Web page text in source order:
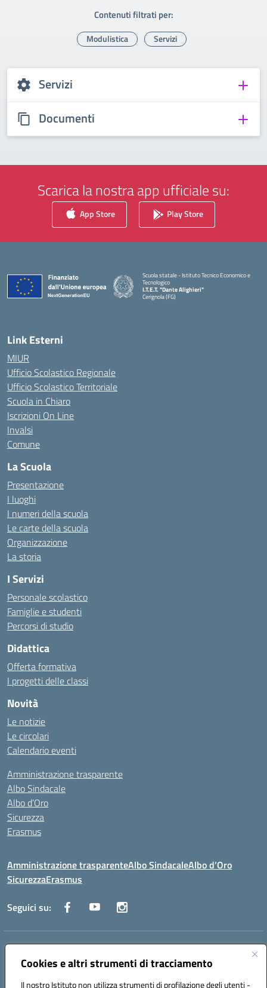
Cookies e altri strumenti di tracciamento
Il nostro Istituto non utilizza strumenti di profilazione degli utenti -
Contenuti filtrati per:
Modulistica Servizi
Servizi
Documenti
Scarica la nostra app ufficiale su:
App Store Play Store
Scuola statale - Istituto Tecnico Economico e
Tecnologico
I.T.E.T. "Dante Alighieri"
Cerignola (FG)
— Visita la pagina iniziale della scuola
Link Esterni
MIUR
Ufficio Scolastico Regionale
Ufficio Scolastico Territoriale
Scuola in Chiaro
Iscrizioni On Line
Invalsi
Comune
La Scuola
Presentazione
I luoghi
I numeri della scuola
Le carte della scuola
Organizzazione
La storia
I Servizi
Personale scolastico
Famiglie e studenti
Percorsi di studio
Didattica
Offerta formativa
I progetti delle classi
Novità
Le notizie
Le circolari
Calendario eventi
Amministrazione trasparente
Albo Sindacale
Albo d’Oro
Sicurezza
Erasmus
Amministrazione trasparenteAlbo SindacaleAlbo d’Oro
SicurezzaErasmus
Seguici su:
Indirizzo:
Centralino:0885.426034 Email:FGTD02000P@istruzione.it